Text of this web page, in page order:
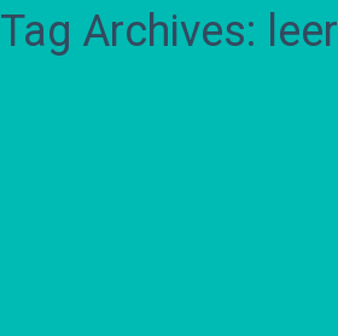
Tag Archives: leer